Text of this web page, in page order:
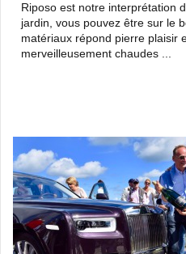
Riposo est notre interprétation
jardin, vous pouvez être sur le
matériaux répond pierre plaisir
merveilleusement chaudes ...